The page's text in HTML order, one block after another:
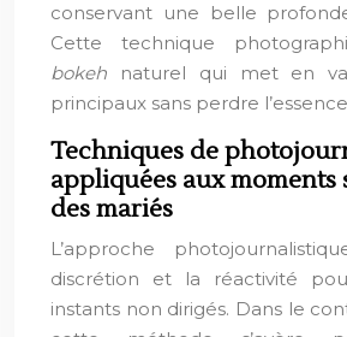
conservant une belle
Cette technique
bokeh naturel qui met en
principaux sans perdre
Techniques de
appliquées aux moments
des mariés
L’approche
discrétion et la réactivité
instants non dirigés. Dans le